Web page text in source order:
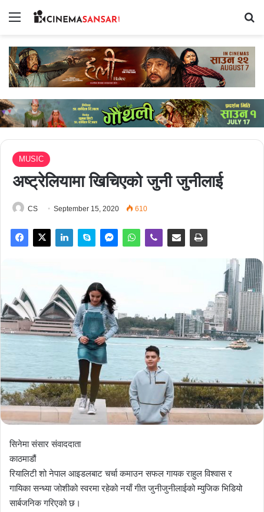
Menu
MUSIC
अष्ट्रेलियामा खिचिएको जुनी जुनीलाई
CS September 15, 2020 610
सिनेमा संसार संवाददाता
काठमाडौं
रियालिटी शो नेपाल आइडलबाट चर्चा कमाउन सफल गायक राहुल विश्वास र
गायिका सन्ध्या जोशीको स्वरमा रहेको नयाँ गीत जुनीजुनीलाईको म्युजिक भिडियो
सार्बजनिक गरिएको छ।